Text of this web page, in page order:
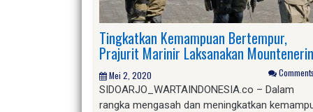
Tingkatkan Kemampuan Bertempur,
Prajurit Marinir Laksanakan
Mei 2, 2020
SIDOARJO_WARTAINDONESIA.co – Dalam
rangka mengasah dan meningkatkan